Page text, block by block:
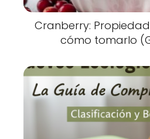
Cranberry:
cómo tomarlo